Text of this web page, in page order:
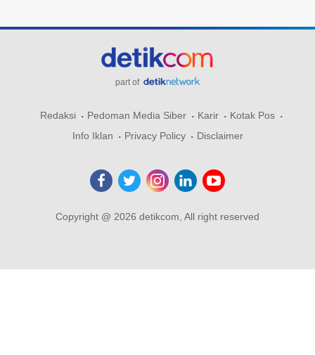
part of
Redaksi Pedoman Media Siber Karir
Kotak Pos
Info Iklan
Privacy Policy Disclaimer
Copyright @ 2026 detikcom, All right reserved